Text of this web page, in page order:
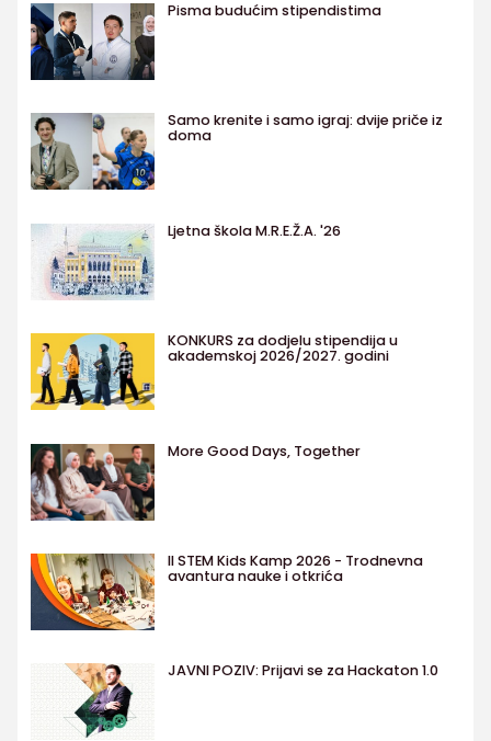
Pisma budućim stipendistima
Samo krenite i samo igraj: dvije priče iz
doma
Ljetna škola M.R.E.Ž.A. '26
KONKURS za dodjelu stipendija u
akademskoj 2026/2027. godini
More Good Days, Together
II STEM Kids Kamp 2026 - Trodnevna
avantura nauke i otkrića
JAVNI POZIV: Prijavi se za Hackaton 1.0